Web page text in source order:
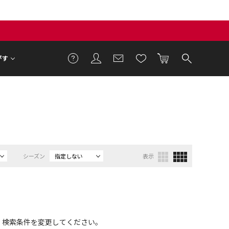
す
シーズン 指定しない 表示
索条件を変更してください。